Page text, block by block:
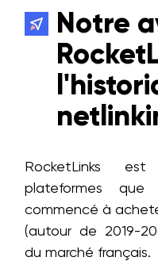
Notre
RocketLinks
plateformes
commencé à
(autour de 2019-
du marché français.